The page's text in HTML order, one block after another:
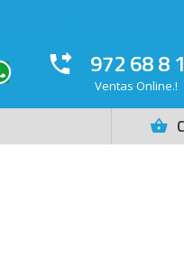
972 68 8
Ventas Online.!